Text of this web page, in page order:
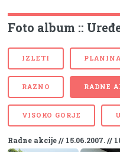
Foto album ::
IZLETI
RAZNO RADNE
VISOKO GORJE
Radne akcije // 15.06.2007. //